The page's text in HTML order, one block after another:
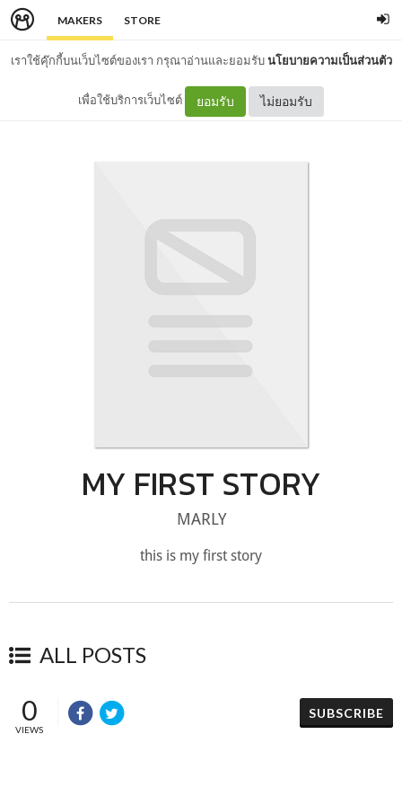
MAKERS STORE
เราใช้คุ๊กกี้บนเว็บไซต์ของเรา กรุณาอ่านและยอมรับนโยบายความเป็นส่วนตัว
เพื่อใช้บริการเว็บไซต์ ยอมรับ ไม่ยอมรับ
MY FIRST STORY
MARLY
this is my first story
ALL POSTS
0
VIEWS
SUBSCRIBE